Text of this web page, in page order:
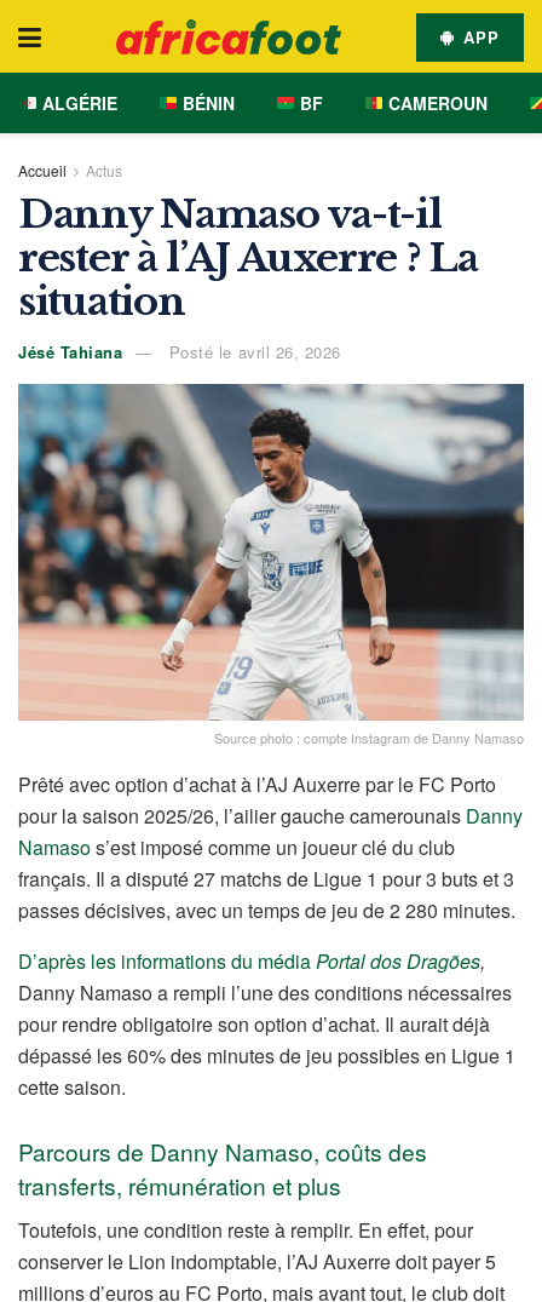
APP
ALGÉRIE BÉNIN BF CAMEROUN
Accueil Actus
Danny Namaso va-t-il
rester à l’AJ Auxerre ? La
situation
Jésé Tahiana Posté le avril 26, 2026
Source photo : compte Instagram de Danny Namaso
Prêté avec option d’achat à l’AJ Auxerre par le FC Porto
pour la saison 2025/26, l’ailier gauche camerounais Danny
Namasos’est imposé comme un joueur clé du club
français. Il a disputé 27 matchs de Ligue 1 pour 3 buts et 3
passes décisives, avec un temps de jeu de 2 280 minutes.
D’après les informations du médiaPortal dos Dragões,
Danny Namaso a rempli l’une des conditions nécessaires
pour rendre obligatoire son option d’achat. Il aurait déjà
dépassé les 60% des minutes de jeu possibles en Ligue 1
cette saison.
Parcours de Danny Namaso, coûts des
transferts, rémunération et plus
Toutefois, une condition reste à remplir. En effet, pour
conserver le Lion indomptable, l’AJ Auxerre doit payer 5
millions d’euros au FC Porto, mais avant tout, le club doit